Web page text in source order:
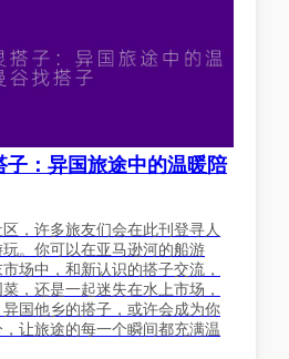
子：异国旅途中的温暖陪
，许多旅友们会在此刊登寻人
。你可以在亚马逊河的船游
场中，和新认识的搭子交流，
，还是一起迷失在水上市场，
国他乡的搭子，或许会成为你
让旅途的每一个瞬间都充满温